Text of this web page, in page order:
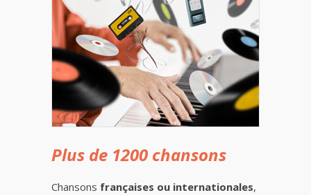
Plus de 1200 chansons
Chansons françaises ou internationales,